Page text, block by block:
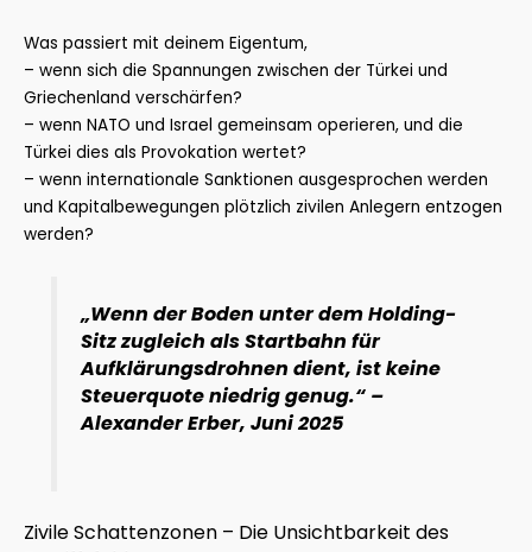
Was passiert mit deinem Eigentum,
– wenn sich die Spannungen zwischen der Türkei und
Griechenland verschärfen?
– wenn NATO und Israel gemeinsam operieren, und die
Türkei dies als Provokation wertet?
– wenn internationale Sanktionen ausgesprochen werden
und Kapitalbewegungen plötzlich zivilen Anlegern entzogen
werden?
„Wenn der Boden unter dem Holding-
Sitz zugleich als Startbahn für
Aufklärungsdrohnen dient, ist keine
Steuerquote niedrig genug.“ –
Alexander Erber, Juni 2025
Zivile Schattenzonen – Die Unsichtbarkeit des